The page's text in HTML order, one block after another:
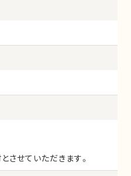
させていただきます。